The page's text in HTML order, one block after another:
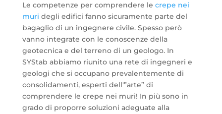
Le competenze per comprendere le crepe nei
muri degli edifici fanno sicuramente parte del
bagaglio di un ingegnere civile. Spesso però
vanno integrate con le conoscenze della
geotecnica e del terreno di un geologo. In
SYStab abbiamo riunito una rete di ingegneri e
geologi che si occupano prevalentemente di
consolidamenti, esperti dell'”arte” di
comprendere le crepe nei muri! In più sono in
grado di proporre soluzioni adeguate alla